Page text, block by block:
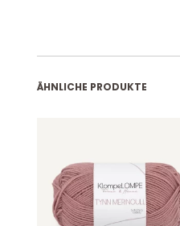
ÄHNLICHE PRODUKTE